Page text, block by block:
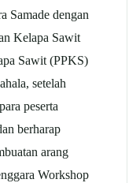
Samade dengan
Kelapa Sawit
Sawit (PPKS)
setelah
peserta
berharap
arang
Workshop